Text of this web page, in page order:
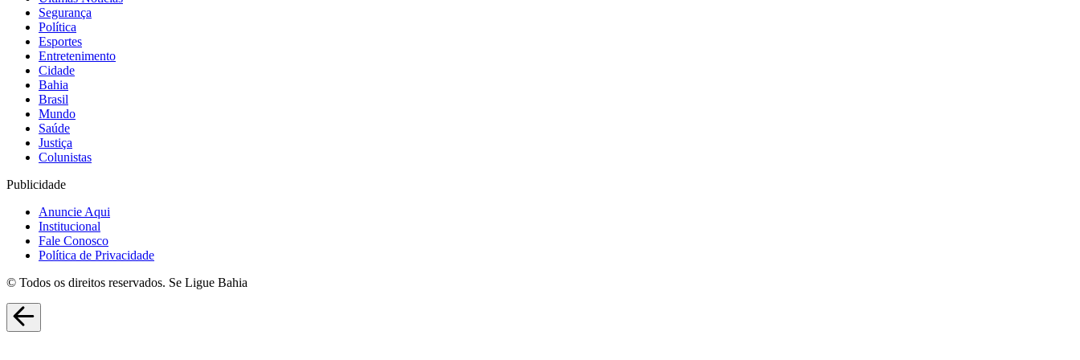
Segurança
Política
Esportes
Entretenimento
Cidade
Bahia
Brasil
Mundo
Saúde
Justiça
Colunistas
Publicidade
Anuncie Aqui
Institucional
Fale Conosco
Política de Privacidade
© Todos os direitos reservados. Se Ligue Bahia